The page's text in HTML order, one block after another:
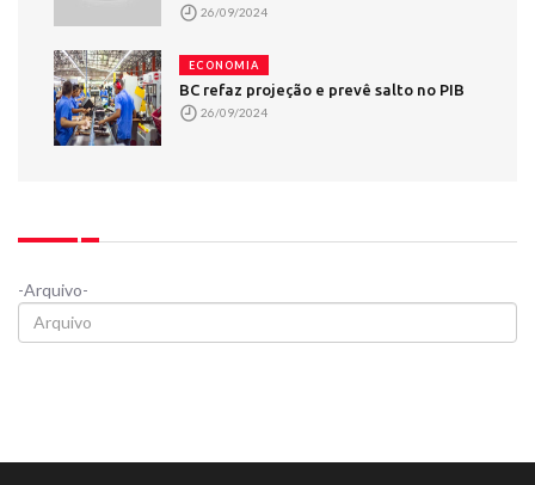
26/09/2024
ECONOMIA
BC refaz projeção e prevê salto no PIB
26/09/2024
-Arquivo-